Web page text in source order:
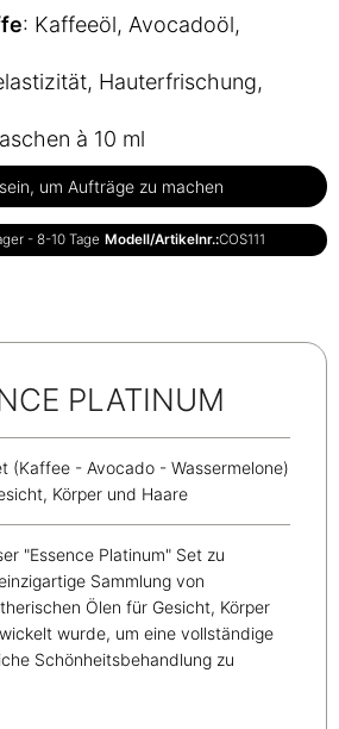
: Kaffeeöl, Avocadoöl,
Hauterfrischung,
à 10 ml
um Aufträge zu machen
- 8-10 Tage Modell/Artikelnr.:COS111
PLATINUM
(Kaffee - Avocado - Wassermelone)
Körper und Haare
"Essence Platinum" Set zu
Sammlung von
Ölen für Gesicht, Körper
wurde, um eine vollständige
Schönheitsbehandlung zu